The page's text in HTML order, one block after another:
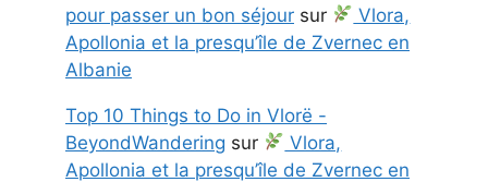
pour passer un bon séjour sur
Vlora,
Apollonia et la presqu’île de Zvernec en
Albanie
Top 10 Things to Do in Vlorë -
BeyondWandering sur
Vlora,
Apollonia et la presqu’île de Zvernec en